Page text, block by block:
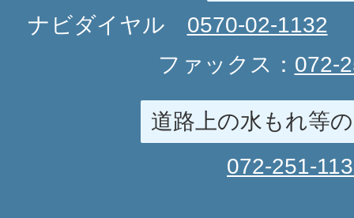
ナビダイヤル 0570-02-1132
ファックス： 072-
道路上の水もれ等
072-251-